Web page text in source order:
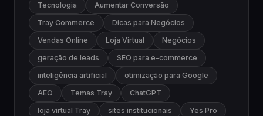
Tecnologia
Aumentar Conversão
Tray Commerce
Dicas para Negócios
Vendas Online
Loja Virtual
Negócios
geração de leads
SEO para e-commerce
inteligência artificial
otimização para Google
AEO
Temas Tray
ChatGPT
loja virtual Tray
sites institucionais Yes Pro